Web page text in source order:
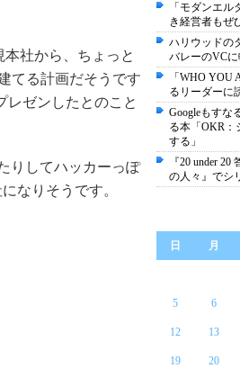
社から、ちょっと
てる計画だそうです
レゼンしたとのこと
りしてハッカーっぽ
なりそうです。
「モダンエ
き経営者もぜ
ハリウッドの
バレーのVC
「WHO YOU
るリーダーに
Googleもすな
る本「OKR：
する」
『20 under
の人々』でシ
日 月
5 6
12 13
19 20